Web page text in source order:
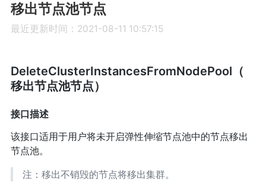
移出节点池节点
最近更新时间：2021-08-11 10:57:15
DeleteClusterInstancesFromNodePool（
移出节点池节点）
接口描述
该接口适用于用户将未开启弹性伸缩节点池中的节点移出
节点池。
注：移出不销毁的节点将移出集群。